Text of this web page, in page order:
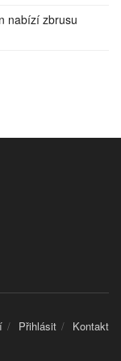
nabízí zbrusu
Přihlásit Kontakt